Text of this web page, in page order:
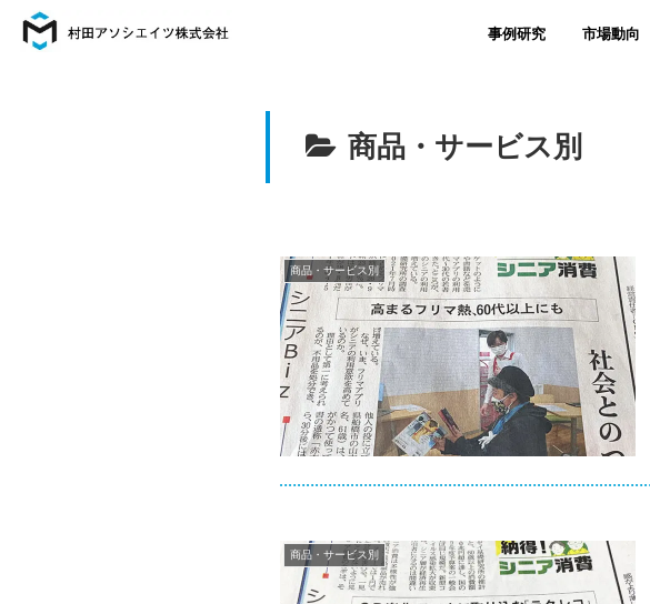
事例研究 市場動向
商品・サービス別
商品・サービス別
商品・サービス別